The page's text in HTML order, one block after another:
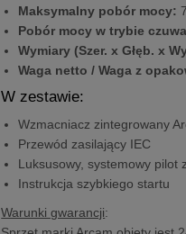
Maksymalny pobór mocy:
Pobór mocy w trybie
Wymiary (Szer. x Głęb. x
Waga netto / Waga z
W zestawie:
Wzmacniacz zintegrowany
Przewód zasilający IEC
Luksusowy, systemowy pilot
Instrukcja szybkiego startu
Warunki gwarancji: